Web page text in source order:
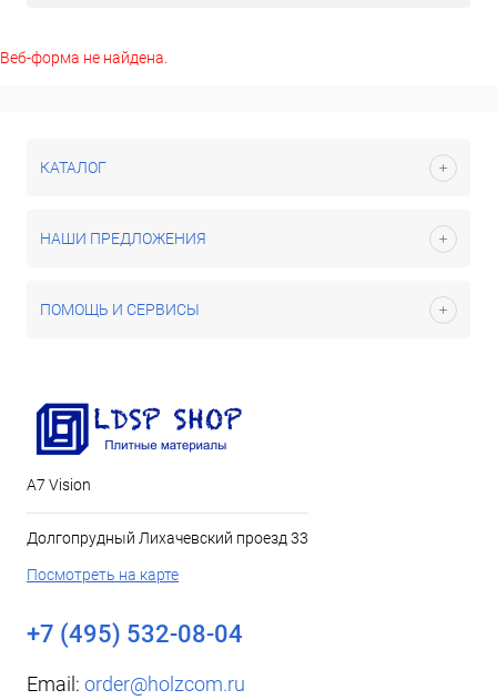
Веб-форма не найдена.
КАТАЛОГ
НАШИ ПРЕДЛОЖЕНИЯ
ПОМОЩЬ И СЕРВИСЫ
А7 Vision
Долгопрудный Лихачевский проезд 33
Посмотреть на карте
+7 (495) 532-08-04
Email: order@holzcom.ru